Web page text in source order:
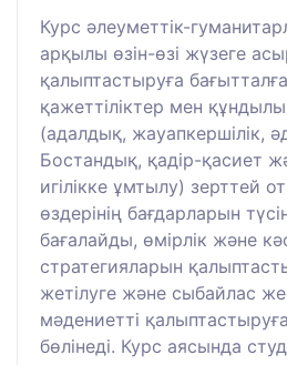
Курс әлеуметтік-
арқылы өзін-өзі жүзеге
қалыптастыруға
қажеттіліктер мен
(адалдық, жауапкершілік,
Бостандық, қадір-қасиет
игілікке ұмтылу) зерттей
өздерінің бағдарларын
бағалайды, өмірлік және
стратегияларын
жетілуге және сыбайлас
мәдениетті
бөлінеді. Курс аясында